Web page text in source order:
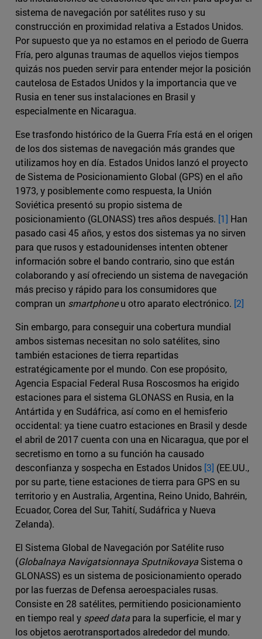
sistema de navegación por satélites ruso y su
construcción en proximidad relativa a Estados Unidos.
Por supuesto que ya no estamos en el periodo de Guerra
Fría, pero algunas traumas de aquellos viejos tiempos
quizás nos pueden servir para entender mejor la posición
cautelosa de Estados Unidos y la importancia que ve
Rusia en tener sus instalaciones en Brasil y
especialmente en Nicaragua.
Ese trasfondo histórico de la Guerra Fría está en el origen
de los dos sistemas de navegación más grandes que
utilizamos hoy en día. Estados Unidos lanzó el proyecto
de Sistema de Posicionamiento Global (GPS) en el año
1973, y posiblemente como respuesta, la Unión
Soviética presentó su propio sistema de
posicionamiento (GLONASS) tres años después. [1] Han
pasado casi 45 años, y estos dos sistemas ya no sirven
para que rusos y estadounidenses intenten obtener
información sobre el bando contrario, sino que están
colaborando y así ofreciendo un sistema de navegación
más preciso y rápido para los consumidores que
compran un smartphoneu otro aparato electrónico. [2]
Sin embargo, para conseguir una cobertura mundial
ambos sistemas necesitan no solo satélites, sino
también estaciones de tierra repartidas
estratégicamente por el mundo. Con ese propósito,
Agencia Espacial Federal Rusa Roscosmos ha erigido
estaciones para el sistema GLONASS en Rusia, en la
Antártida y en Sudáfrica, así como en el hemisferio
occidental: ya tiene cuatro estaciones en Brasil y desde
el abril de 2017 cuenta con una en Nicaragua, que por el
secretismo en torno a su función ha causado
desconfianza y sospecha en Estados Unidos [3] (EE.UU.,
por su parte, tiene estaciones de tierra para GPS en su
territorio y en Australia, Argentina, Reino Unido, Bahréin,
Ecuador, Corea del Sur, Tahití, Sudáfrica y Nueva
Zelanda).
El Sistema Global de Navegación por Satélite ruso
(Globalnaya Navigatsionnaya SputnikovayaSistema o
GLONASS) es un sistema de posicionamiento operado
por las fuerzas de Defensa aeroespaciales rusas.
Consiste en 28 satélites, permitiendo posicionamiento
en tiempo real y speed datapara la superficie, el mar y
los objetos aerotransportados alrededor del mundo.